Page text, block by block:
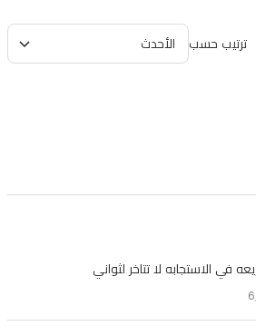
ترتيب حسب
في الاستجابه لا تتاخر لثواني